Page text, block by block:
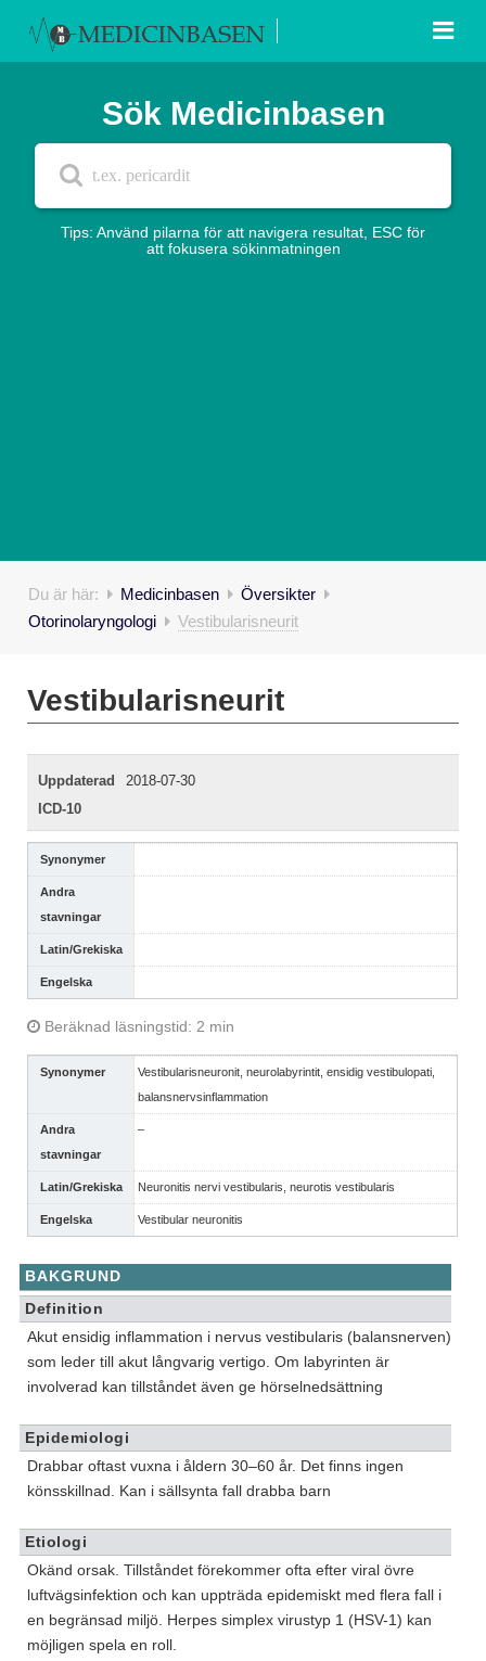
Sök Medicinbasen
Tips: Använd pilarna för att navigera resultat, ESC för
att fokusera sökinmatningen
Du är här: Medicinbasen
Översikter
Otorinolaryngologi
Vestibularisneurit
Vestibularisneurit
Uppdaterad
2018-07-30
ICD-10
Synonymer
Andra
stavningar
Latin/Grekiska
Engelska
Beräknad läsningstid: 2 min
Synonymer
Vestibularisneuronit, neurolabyrintit, ensidig vestibulopati,
balansnervsinflammation
Andra
stavningar
–
Latin/Grekiska Neuronitis nervi vestibularis, neurotis vestibularis
Engelska Vestibular neuronitis
BAKGRUND
Definition
Akut ensidig inflammation i nervus vestibularis (balansnerven)
som leder till akut långvarig vertigo. Om labyrinten är
involverad kan tillståndet även ge hörselnedsättning
Epidemiologi
Drabbar oftast vuxna i åldern 30–60 år. Det finns ingen
könsskillnad. Kan i sällsynta fall drabba barn
Etiologi
Okänd orsak. Tillståndet förekommer ofta efter viral övre
luftvägsinfektion och kan uppträda epidemiskt med flera fall i
en begränsad miljö. Herpes simplex virustyp 1 (HSV-1) kan
möjligen spela en roll.